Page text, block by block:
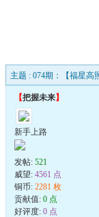
主题 : 074期：【福星
【把握未来】
新手上路
发帖: 521
威望: 4561 点
铜币: 2281 枚
贡献值: 0 点
好评度: 0 点